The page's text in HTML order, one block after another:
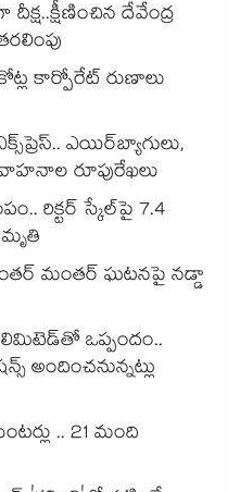
దీక్ష..క్షీణించిన దేవేంద్ర
కార్పోరేట్ రుణాలు
ఎయిర్‌బ్యాగులు,
రూపురేఖలు
రిక్టర్ స్కేల్‎పై 7.4
మంతర్ ఘటనపై నడ్డా
ఒప్పందం..
అందించనున్నట్లు
.. 21 మంది